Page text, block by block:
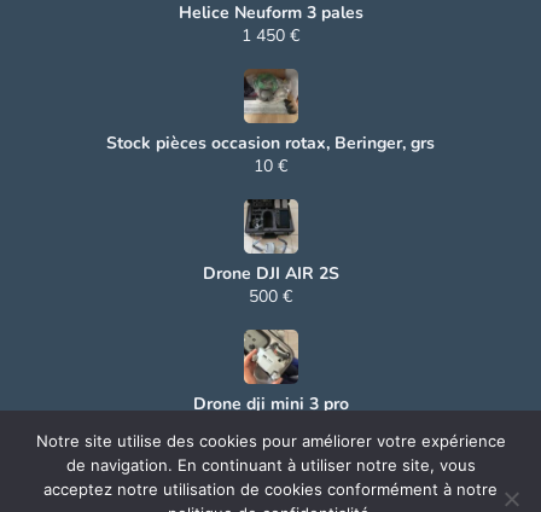
Helice Neuform 3 pales
1 450 €
Stock pièces occasion rotax, Beringer, grs
10 €
Drone DJI AIR 2S
500 €
Drone dji mini 3 pro
Notre site utilise des cookies pour améliorer votre expérience
de navigation. En continuant à utiliser notre site, vous
acceptez notre utilisation de cookies conformément à notre